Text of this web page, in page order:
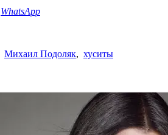
WhatsApp
Михаил Подоляк, хуситы